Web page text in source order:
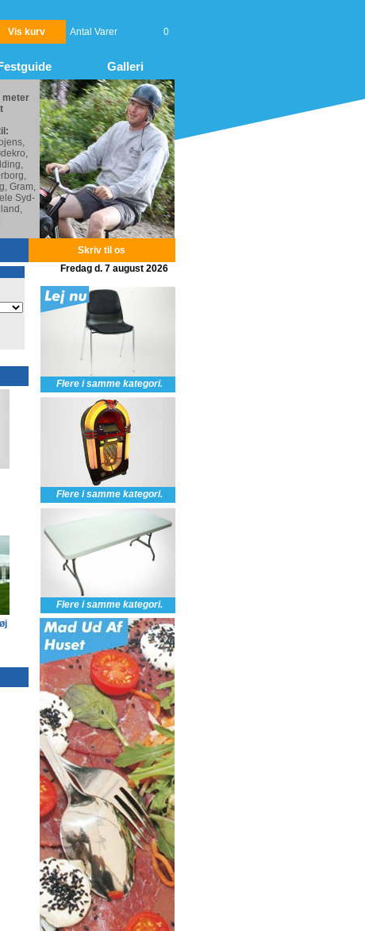
Vis kurv Antal Varer 0
meter
Gram,
Syd-
Skriv til os
Fredag d. 7 august 2026
Flere i samme kategori.
Flere i samme kategori.
Flere i samme kategori.
Galleri
Hvid 6x39m 2.2 meter høj
Kantinebord, 76x183 cm,
Lifetime